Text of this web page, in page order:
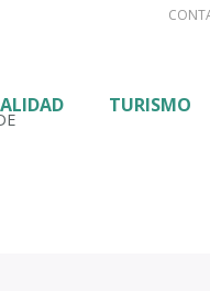
TURISMO